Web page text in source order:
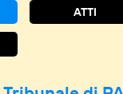
ATTI